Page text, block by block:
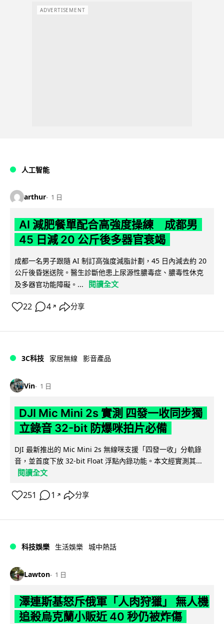
ADVERTISEMENT
人工智能
arthur 1 日
AI 減肥餐單配合高強度操練 成都男
45 日減 20 公斤後多器官衰竭
成都一名男子跟隨 AI 制訂高強度減脂計劃，45 日內減去約 20
公斤後昏迷送院。醫生診斷他患上尿源性膿毒症、膿毒性休克
及多器官功能障礙。...
閱讀全文
22 4 ↗ 分享
3C科技 家居無線 影音產品
Vin 1 日
DJI Mic Mini 2s 實測 四發一收同步獨
立錄音 32-bit 防爆咪拍片必備
DJI 最新推出的 Mic Mini 2s 無線咪支援「四發一收」分軌錄
音，並首度下放 32-bit Float 浮點內錄功能。本文經實測其...
閱讀全文
251 1 ↗ 分享
科技娛樂 生活娛樂 城中熱話
Lawton 1 日
澤連斯基怒斥俄軍「人肉狩獵」 無人機
追殺烏克蘭小販近 40 秒仍被炸傷